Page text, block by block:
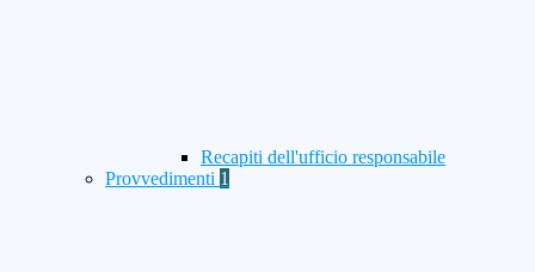
Recapiti dell'ufficio responsabile
Provvedimenti 1